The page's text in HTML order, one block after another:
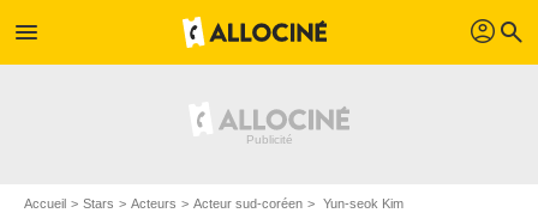
menu profil search
Accueil Stars Acteurs Acteur sud-coréen Yun-seok Kim